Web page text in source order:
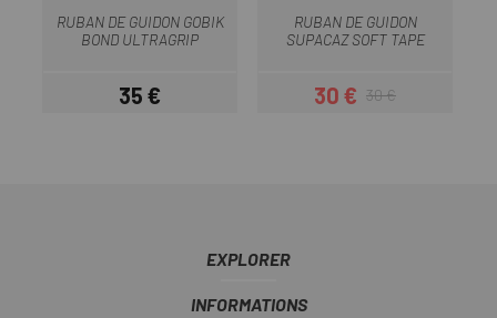
RUBAN DE GUIDON GOBIK
BOND ULTRAGRIP
Prix
35 €
RUBAN DE GUIDON
SUPACAZ SOFT TAPE
Prix
30 €Prix habituel
30 €
EXPLORER
INFORMATIONS